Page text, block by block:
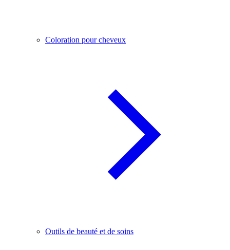
Coloration pour cheveux
Outils de beauté et de soins